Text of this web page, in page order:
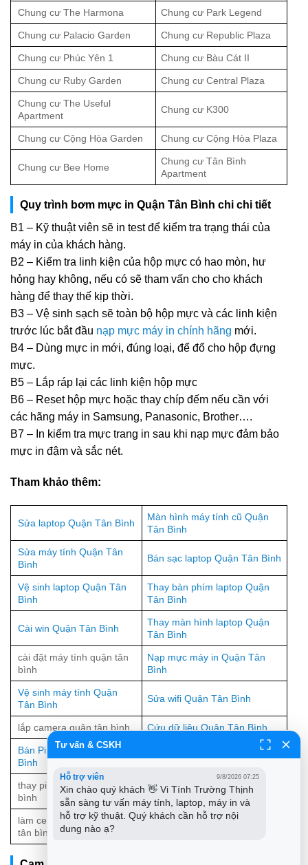
Chung cư The Harmona Chung cư Park Legend
Chung cư Palacio Garden Chung cư Republic Plaza
Chung cư Phúc Yên 1 Chung cư Bàu Cát II
Chung cư Ruby Garden Chung cư Central Plaza
Chung cư The Useful
Apartment
Chung cư K300
Chung cư Cộng Hòa Garden Chung cư Cộng Hòa Plaza
Chung cư Bee Home
Chung cư Tân Bình
Apartment
Quy trình bơm mực in Quận Tân Bình chi chi tiết
B1 – Kỹ thuật viên sẽ in test để kiểm tra trạng thái của
máy in của khách hàng.
B2 – Kiểm tra linh kiện của hộp mực có hao mòn, hư
hỏng hay không, nếu có sẽ tham vấn cho cho khách
hàng để thay thế kịp thời.
B3 – Vệ sinh sạch sẽ toàn bộ hộp mực và các linh kiện
trước lúc bắt đầu nạp mực máy in chính hãng mới.
B4 – Dùng mực in mới, đúng loại, để đổ cho hộp đựng
mực.
B5 – Lắp ráp lại các linh kiện hộp mực
B6 – Reset hộp mực hoặc thay chíp đếm nếu cần với
các hãng máy in Samsung, Panasonic, Brother….
B7 – In kiểm tra mực trang in sau khi nạp mực đảm bảo
mực in đậm và sắc nét.
Tham khảo thêm:
Sửa laptop Quận Tân Bình
Màn hình máy tính cũ Quận
Tân Bình
Sửa máy tính Quận Tân
Bình
Bán sạc laptop Quận Tân Bình
Vệ sinh laptop Quận Tân
Bình
Thay bàn phím laptop Quận
Tân Bình
Cài win Quận Tân Bình
Thay màn hình laptop Quận
Tân Bình
cài đặt máy tính quận tân
bình
Nạp mực máy in Quận Tân
Bình
Vệ sinh máy tính Quận
Tân Bình
Sửa wifi Quận Tân Bình
lắp camera quận tân bình Cứu dữ liệu Quận Tân Bình
Bán Pin laptop Quận Tân
Bình
Sửa máy in Quận Tân Bình
thay pin laptop quận tân
bình
bán màn hình máy tính quận
tân bình
làm cell pin laptop quận
tân bình
Tư vấn & CSKH
Hỗ trợ viên 9/8/2026 07:25
Xin chào quý khách 👋 Vi Tính Trường Thịnh
sẵn sàng tư vấn máy tính, laptop, máy in và
hỗ trợ kỹ thuật. Quý khách cần hỗ trợ nội
dung nào ạ?